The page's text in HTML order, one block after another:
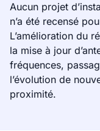
Aucun projet
n’a été recensé
L’amélioration du
la mise à jour
fréquences,
l’évolution de
proximité.